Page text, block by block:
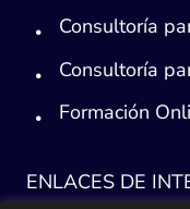
Consultoría
Consultoría
Formación
ENLACES DE